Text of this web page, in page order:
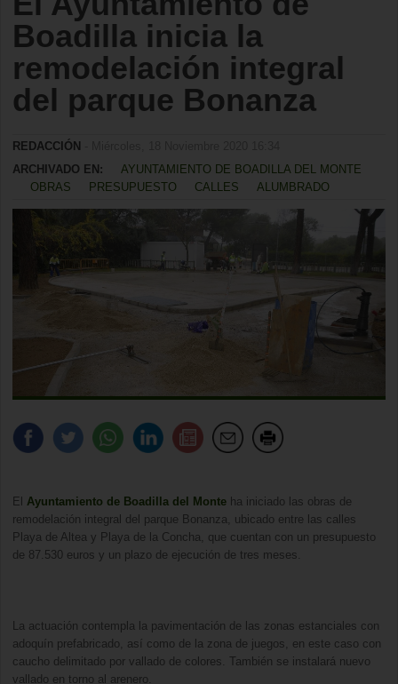
Boadilla inicia la
remodelación integral
del parque Bonanza
REDACCIÓN
ARCHIVADO EN:
AYUNTAMIENTO DE BOADILLA DEL MONTE
OBRAS
PRESUPUESTO CALLES ALUMBRADO
El Ayuntamiento de Boadilla del Monte ha iniciado las obras de
remodelación integral del parque Bonanza, ubicado entre las calles
Playa de Altea y Playa de la Concha, que cuentan con un presupuesto
de 87.530 euros y un plazo de ejecución de tres meses.
La actuación contempla la pavimentación de las zonas estanciales con
adoquín prefabricado, así como de la zona de juegos, en este caso con
caucho delimitado por vallado de colores. También se instalará nuevo
vallado en torno al arenero.